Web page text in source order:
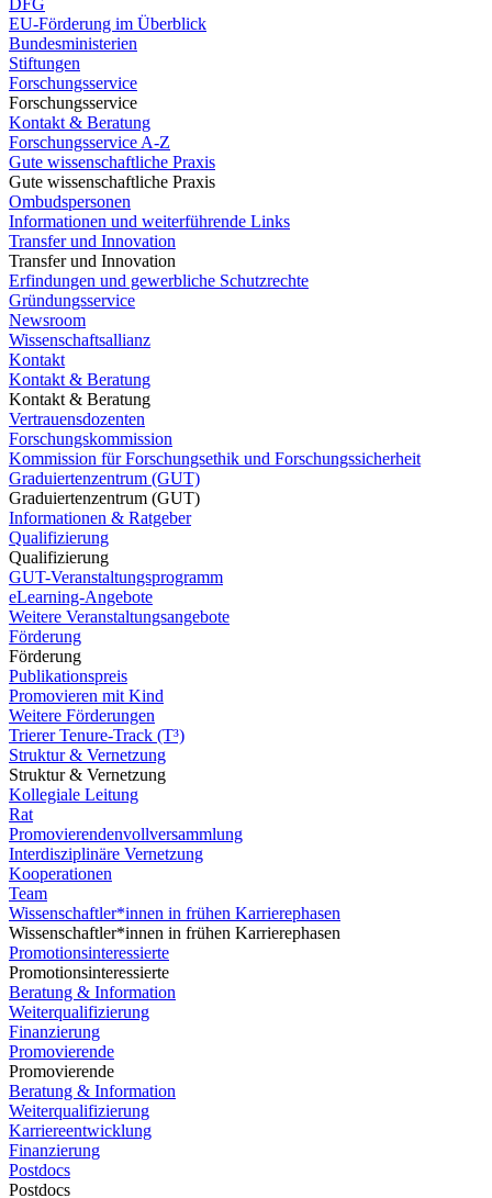
DFG
EU-Förderung im Überblick
Bundesministerien
Stiftungen
Forschungsservice
Forschungsservice
Kontakt & Beratung
Forschungsservice A-Z
Gute wissenschaftliche Praxis
Gute wissenschaftliche Praxis
Ombudspersonen
Informationen und weiterführende Links
Transfer und Innovation
Transfer und Innovation
Erfindungen und gewerbliche Schutzrechte
Gründungsservice
Newsroom
Wissenschaftsallianz
Kontakt
Kontakt & Beratung
Kontakt & Beratung
Vertrauensdozenten
Forschungskommission
Kommission für Forschungsethik und Forschungssicherheit
Graduiertenzentrum (GUT)
Graduiertenzentrum (GUT)
Informationen & Ratgeber
Qualifizierung
Qualifizierung
GUT-Veranstaltungsprogramm
eLearning-Angebote
Weitere Veranstaltungsangebote
Förderung
Förderung
Publikationspreis
Promovieren mit Kind
Weitere Förderungen
Trierer Tenure-Track (T³)
Struktur & Vernetzung
Struktur & Vernetzung
Kollegiale Leitung
Rat
Promovierendenvollversammlung
Interdisziplinäre Vernetzung
Kooperationen
Team
Wissenschaftler*innen in frühen Karrierephasen
Wissenschaftler*innen in frühen Karrierephasen
Promotionsinteressierte
Promotionsinteressierte
Beratung & Information
Weiterqualifizierung
Finanzierung
Promovierende
Promovierende
Beratung & Information
Weiterqualifizierung
Karriereentwicklung
Finanzierung
Postdocs
Postdocs